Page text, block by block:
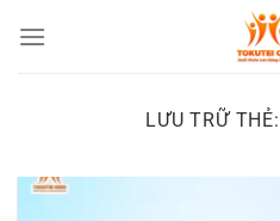
đến
LƯU TRỮ THẺ: